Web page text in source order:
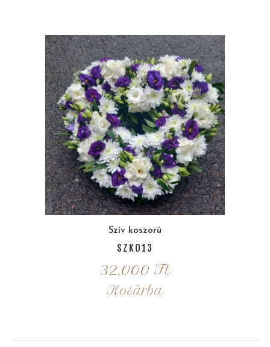
Szív koszorú
SZK013
32,000 Ft
Kosárba